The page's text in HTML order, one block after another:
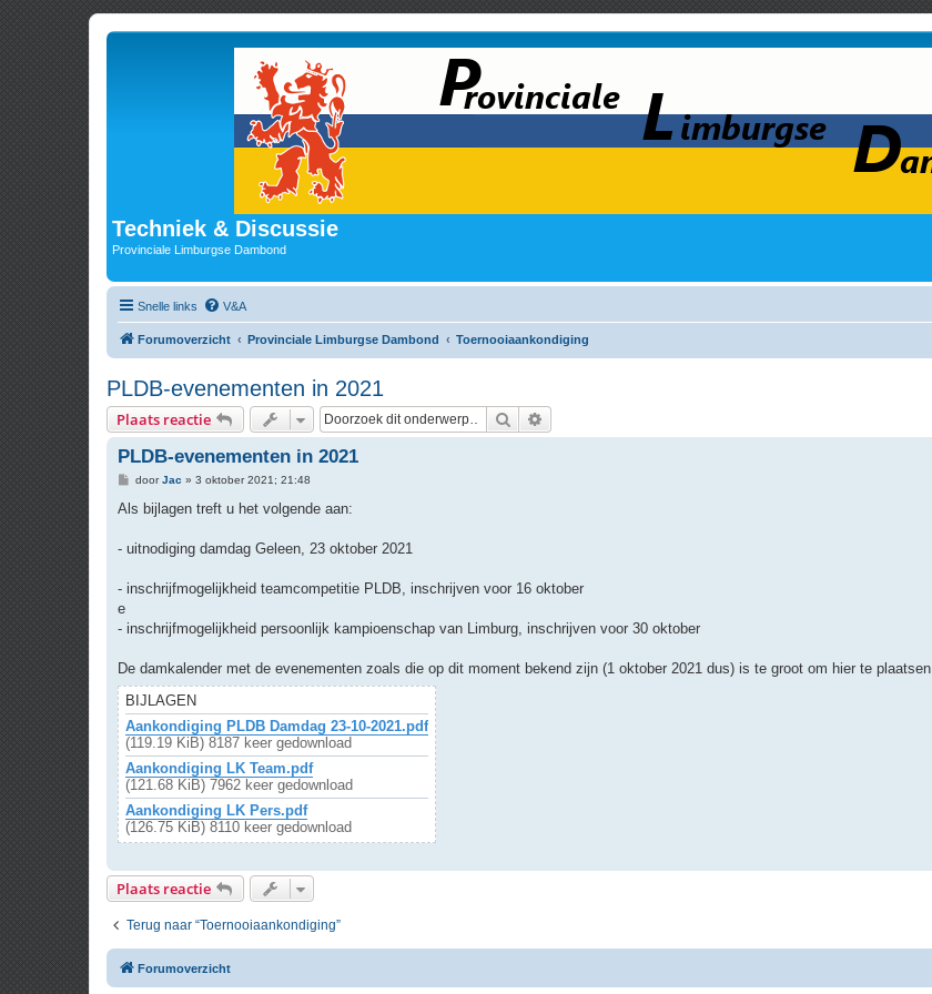
Techniek & Discussie
Provinciale Limburgse Dambond
Snelle links V&A
Forumoverzicht Provinciale Limburgse Dambond Toernooiaankondiging
PLDB-evenementen in 2021
Plaats reactie Zoek
PLDB-evenementen in 2021
B
r
h
doorJac » 3 oktober 2021; 21:48
Als bijlagen treft u het volgende aan:
- uitnodiging damdag Geleen, 23 oktober 2021
- inschrijfmogelijkheid teamcompetitie PLDB, inschrijven voor 16 oktober
e
- inschrijfmogelijkheid persoonlijk kampioenschap van Limburg, inschrijven voor 30 oktober
De damkalender met de evenementen zoals die op dit moment bekend zijn (1 oktober 2021 dus) is te groot om hier te plaatsen
BIJLAGEN
Aankondiging PLDB Damdag 23-10-2021.pdf
(119.19 KiB) 8187 keer gedownload
Aankondiging LK Team.pdf
(121.68 KiB) 7962 keer gedownload
Aankondiging LK Pers.pdf
(126.75 KiB) 8110 keer gedownload
Plaats reactie
Terug naar “Toernooiaankondiging”
Forumoverzicht